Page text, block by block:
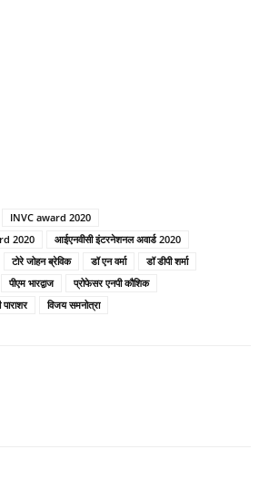
INVC award 2020
2020
आईएनवीसी इंटरनेशनल अवार्ड 2020
टोरे जोहन ब्रेविक डॉ एन वर्मा
डॉ डीपी शर्मा
पीएम भारद्वाज
प्रोफेसर एनपी कौशिक
पाराशर विजय समनोत्रा